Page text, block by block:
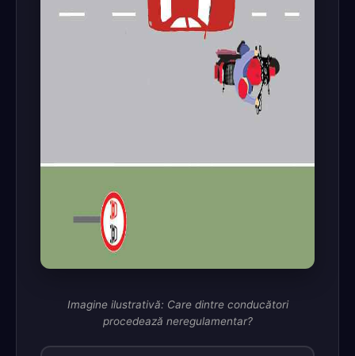
Imagine ilustrativă: Care dintre conducători
procedează neregulamentar?